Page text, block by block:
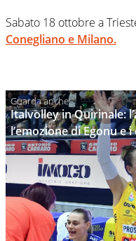
Sabato 18 ottobre a
Conegliano e Milano.
Italvolley in Quirinale:
l’emozione di Egonu e